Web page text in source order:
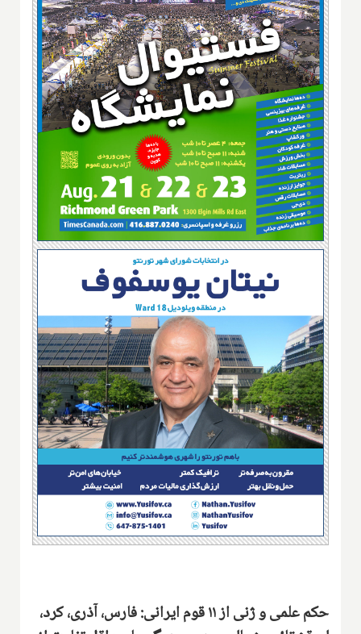
حکم علمی و ژنی از ۱۱ قوم ایرانی: فارس، آذری، کرد،